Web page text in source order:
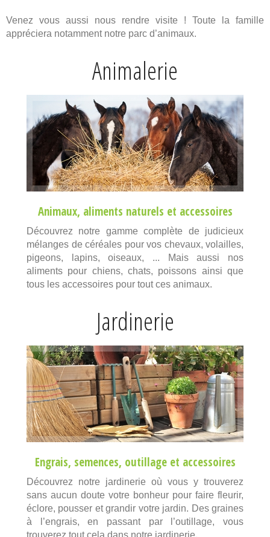
Venez vous aussi nous rendre visite ! Toute la famille
appréciera notamment notre parc d’animaux.
Animalerie
Animaux, aliments naturels et accessoires
Découvrez notre gamme complète de judicieux
mélanges de céréales pour vos chevaux, volailles,
pigeons, lapins, oiseaux, ... Mais aussi nos
aliments pour chiens, chats, poissons ainsi que
tous les accessoires pour tout ces animaux.
Jardinerie
Engrais, semences, outillageet accessoires
Découvrez notre jardinerie où vous y trouverez
sans aucun doute votre bonheur pour faire fleurir,
éclore, pousser et grandir votre jardin. Des graines
à l’engrais, en passant par l’outillage, vous